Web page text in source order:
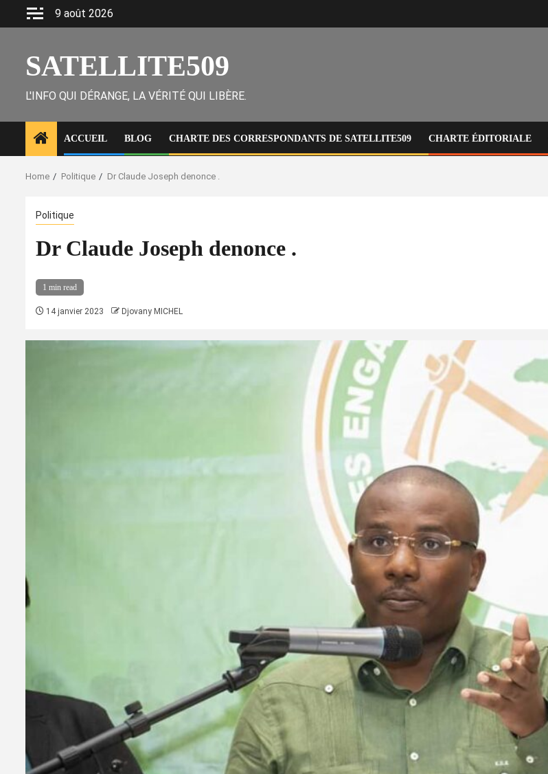
9 août 2026
SATELLITE509
L'INFO QUI DÉRANGE, LA VÉRITÉ QUI LIBÈRE.
ACCUEIL BLOG CHARTE DES CORRESPONDANTS DE SATELLITE509 CHARTE ÉDITORIALE
Home Politique Dr Claude Joseph denonce .
Politique
Dr Claude Joseph denonce .
1 min read
14 janvier 2023 Djovany MICHEL